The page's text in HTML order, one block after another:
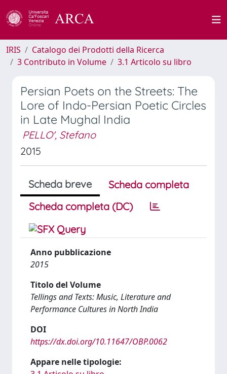
IRIS
Catalogo dei Prodotti della Ricerca
3 Contributo in Volume
3.1 Articolo su libro
Persian Poets on the Streets: The
Lore of Indo-Persian Poetic Circles
in Late Mughal India
PELLO', Stefano
2015
Scheda breve
Scheda completa
Scheda completa (DC)
Anno pubblicazione
2015
Titolo del Volume
Tellings and Texts: Music, Literature and
Performance Cultures in North India
DOI
https://dx.doi.org/10.11647/OBP.0062
Appare nelle tipologie: